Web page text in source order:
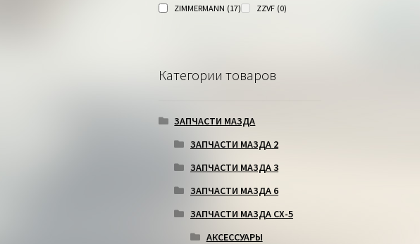
ZIMMERMANN (17) ZZVF (0)
Категории товаров
ЗАПЧАСТИ МАЗДА
ЗАПЧАСТИ МАЗДА 2
ЗАПЧАСТИ МАЗДА 3
ЗАПЧАСТИ МАЗДА 6
ЗАПЧАСТИ МАЗДА СХ-5
АКСЕССУАРЫ